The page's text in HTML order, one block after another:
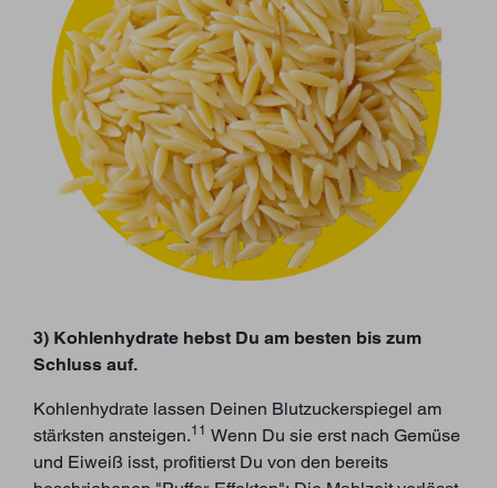
3) Kohlenhydrate hebst Du am besten bis zum
Schluss auf.
Kohlenhydrate lassen Deinen Blutzuckerspiegel am
stärksten ansteigen.11 Wenn Du sie erst nach Gemüse
und Eiweiß isst, profitierst Du von den bereits